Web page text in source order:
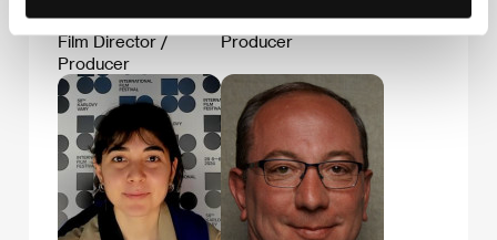
Burak Çevik
Film Director /
Producer
İpek Erden
Producer